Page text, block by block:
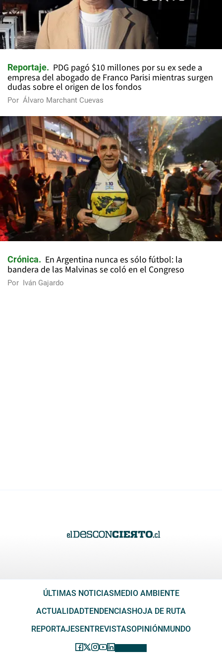
Reportaje
PDG pagó $10 millones por su ex sede a
empresa del abogado de Franco Parisi mientras surgen
dudas sobre el origen de los fondos
Por Álvaro Marchant Cuevas
Crónica
En Argentina nunca es sólo fútbol: la
bandera de las Malvinas se coló en el Congreso
Por Iván Gajardo
ÚLTIMAS NOTICIASMEDIO AMBIENTE
ACTUALIDADTENDENCIASHOJA DE RUTA
REPORTAJESENTREVISTASOPINIÓNMUNDO